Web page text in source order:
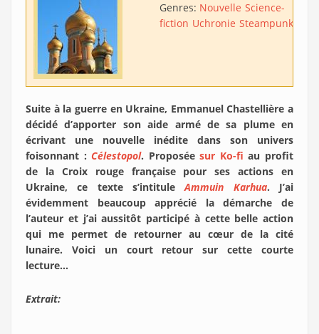
Genres: Nouvelle Science-
fiction Uchronie Steampunk
Suite à la guerre en Ukraine, Emmanuel Chastellière a
décidé d’apporter son aide armé de sa plume en
écrivant une nouvelle inédite dans son univers
foisonnant : Célestopol. Proposéesur Ko-fi au profit
de la Croix rouge française pour ses actions en
Ukraine, ce texte s’intituleAmmuin Karhua. J’ai
évidemment beaucoup apprécié la démarche de
l’auteur et j’ai aussitôt participé à cette belle action
qui me permet de retourner au cœur de la cité
lunaire. Voici un court retour sur cette courte
lecture…
Extrait: